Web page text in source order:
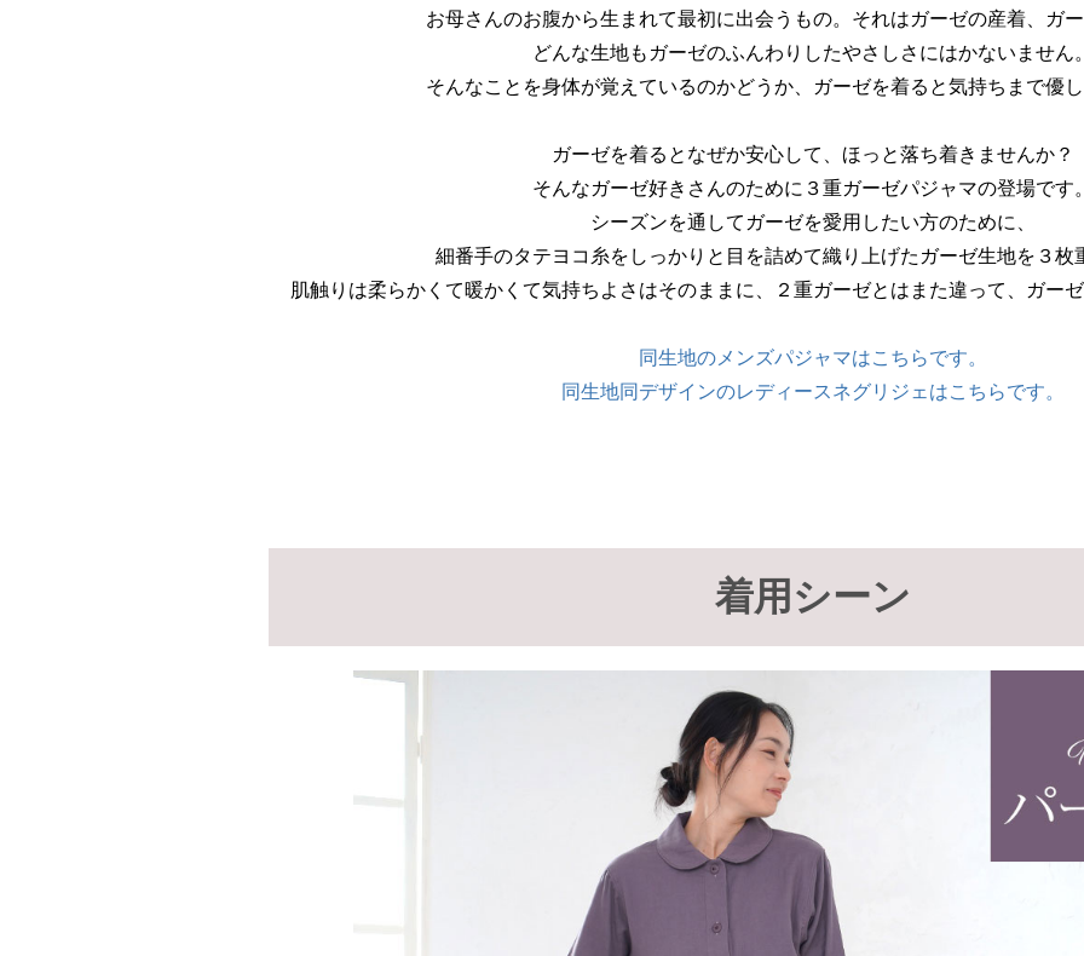
お母さんのお腹から生まれて最初に出会うもの。それはガーゼの産着、ガ
どんな生地もガーゼのふんわりしたやさしさにはかないません
そんなことを身体が覚えているのかどうか、ガーゼを着ると気持ちまで優
ガーゼを着るとなぜか安心して、ほっと落ち着きませんか？
そんなガーゼ好きさんのために３重ガーゼパジャマの登場です
シーズンを通してガーゼを愛用したい方のために、
細番手のタテヨコ糸をしっかりと目を詰めて織り上げたガーゼ生地を３枚
肌触りは柔らかくて暖かくて気持ちよさはそのままに、２重ガーゼとはまた違って、ガー
同生地のメンズパジャマはこちらです。
同生地同デザインのレディースネグリジェはこちらです。
着用シーン